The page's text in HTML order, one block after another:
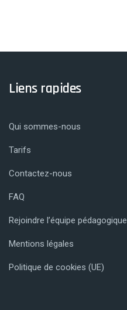
Liens rapides
Qui sommes-nous
Tarifs
Contactez-nous
FAQ
Rejoindre l’équipe pédagogique
Mentions légales
Politique de cookies (UE)